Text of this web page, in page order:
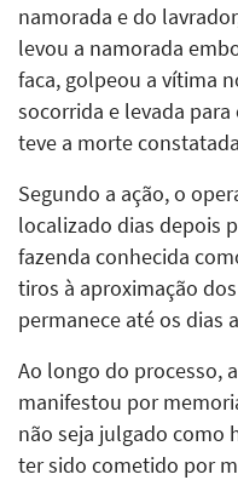
namorada e do
levou a namorada
faca, golpeou a vítima
socorrida e levada
teve a morte
Segundo a ação, o
localizado dias depois
fazenda conhecida
tiros à aproximação
permanece até os dias
Ao longo do processo,
manifestou por
não seja julgado como
ter sido cometido por